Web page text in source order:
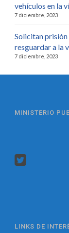
vehículos en la
7 diciembre, 2023
Solicitan
resguardar a la
7 diciembre, 2023
MINISTERIO
LINKS DE